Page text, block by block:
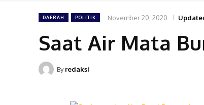
DAERAH POLITIK November 20, 2020
Saat Air Mata
By redaksi